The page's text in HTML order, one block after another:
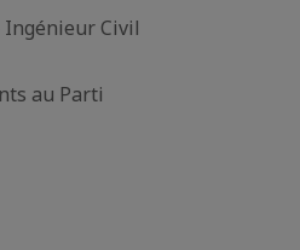
Ingénieur Civil
au Parti